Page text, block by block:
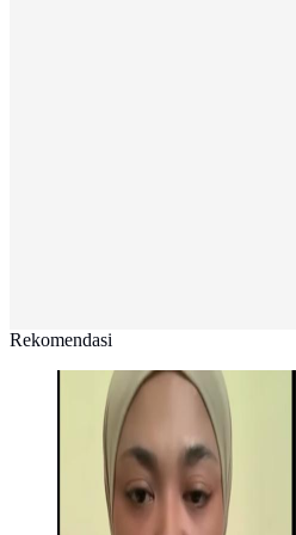
Rekomendasi